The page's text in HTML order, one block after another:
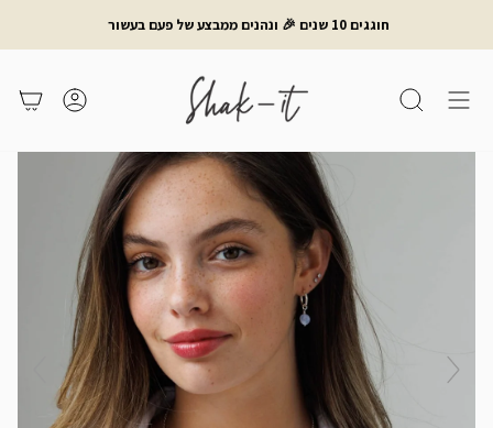
חוגגים 10 שנים 🎉 ונהנים ממבצע של פעם בעשור
חיפוש משתמש